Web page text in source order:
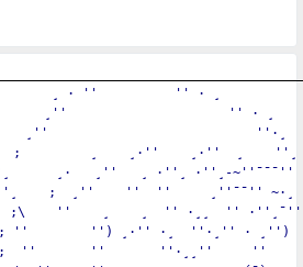
¸ · ''          '' · ¸
¸''                     '' · ¸
¸''                           ''·¸
;         ¸    ¸·''    ¸·''  ¸
¸·   ¸''   ¸ ·''¸ ·''¸-
;  ¸''    ''  ''     ¸''¯¯''
;\    ''    ¸    ¸  '' ·¸¸  ''
''        '') ¸·'' ·¸  ''·¸'' · ¸'')
;  ''       ''       ''·¸¸''     ''